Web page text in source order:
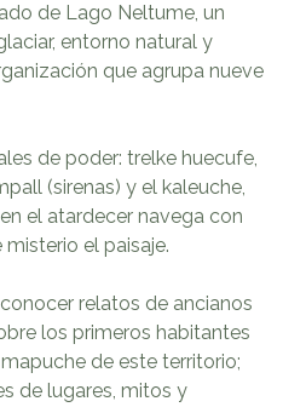
de Lago Neltume, un
entorno natural y
que agrupa nueve
de poder: trelke huecufe,
(sirenas) y el kaleuche,
el atardecer navega con
el paisaje.
relatos de ancianos
los primeros habitantes
de este territorio;
de lugares, mitos y